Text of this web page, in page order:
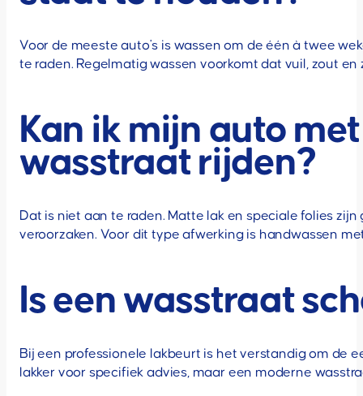
Voor de meeste auto's is wassen om de één à twee
te raden. Regelmatig wassen voorkomt dat vuil, zout
Kan ik mijn auto
wasstraat rijden?
Dat is niet aan te raden. Matte lak en speciale folies
veroorzaken. Voor dit type afwerking is handwassen
Is een wasstraat
Bij een professionele lakbeurt is het verstandig om de
lakker voor specifiek advies, maar een moderne